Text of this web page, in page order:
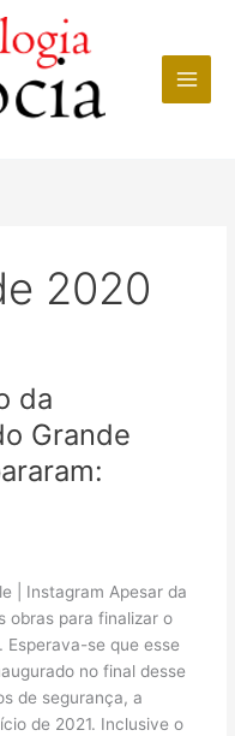
2020
da
Grande
| Instagram Apesar da
obras para finalizar o
Esperava-se que esse
no final desse
de segurança, a
de 2021. Inclusive o